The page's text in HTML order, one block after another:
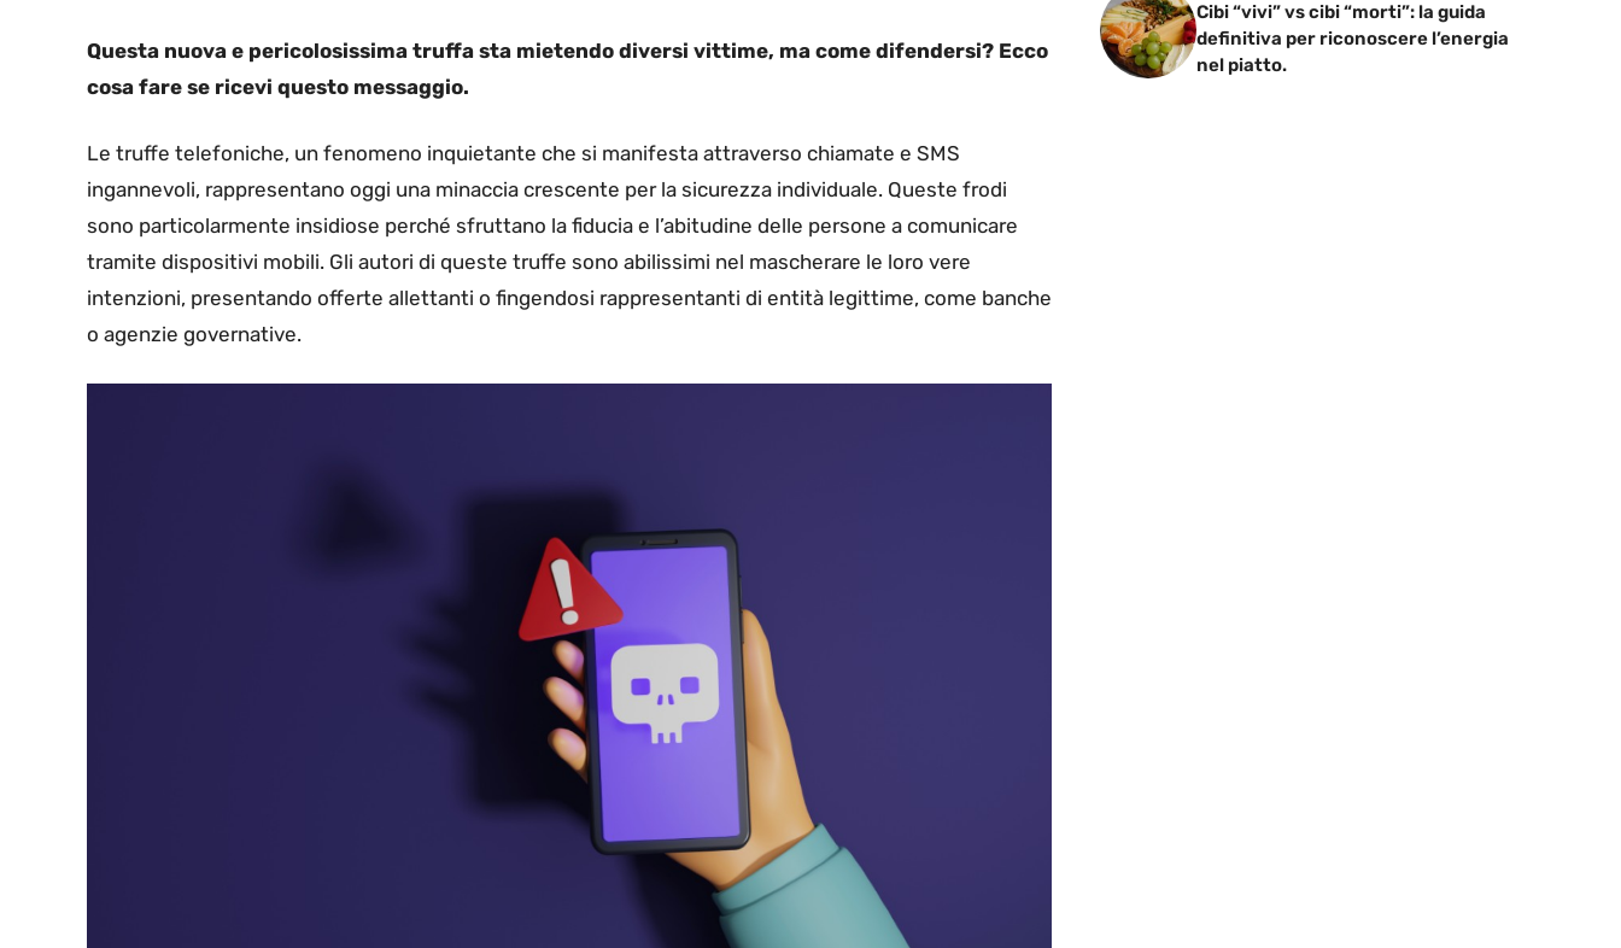
Questa nuova e pericolosissima truffa sta mietendo diversi vittime, ma come difendersi? Ecco
cosa fare se ricevi questo messaggio.
Le truffe telefoniche, un fenomeno inquietante che si manifesta attraverso chiamate e SMS
ingannevoli, rappresentano oggi una minaccia crescente per la sicurezza individuale. Queste frodi
sono particolarmente insidiose perché sfruttano la fiducia e l’abitudine delle persone a comunicare
tramite dispositivi mobili. Gli autori di queste truffe sono abilissimi nel mascherare le loro vere
intenzioni, presentando offerte allettanti o fingendosi rappresentanti di entità legittime, come banche
o agenzie governative.
Cibi “vivi” vs cibi “morti”: la guida
definitiva per riconoscere l’energia
nel piatto.